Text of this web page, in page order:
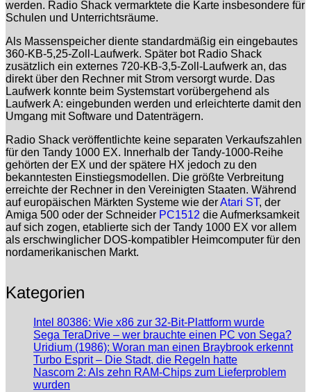
werden. Radio Shack vermarktete die Karte insbesondere für
Schulen und Unterrichtsräume.
Als Massenspeicher diente standardmäßig ein eingebautes
360-KB-5,25-Zoll-Laufwerk. Später bot Radio Shack
zusätzlich ein externes 720-KB-3,5-Zoll-Laufwerk an, das
direkt über den Rechner mit Strom versorgt wurde. Das
Laufwerk konnte beim Systemstart vorübergehend als
Laufwerk A: eingebunden werden und erleichterte damit den
Umgang mit Software und Datenträgern.
Radio Shack veröffentlichte keine separaten Verkaufszahlen
für den Tandy 1000 EX. Innerhalb der Tandy-1000-Reihe
gehörten der EX und der spätere HX jedoch zu den
bekanntesten Einstiegsmodellen. Die größte Verbreitung
erreichte der Rechner in den Vereinigten Staaten. Während
auf europäischen Märkten Systeme wie derAtari ST, der
Amiga 500 oder der Schneider PC1512 die Aufmerksamkeit
auf sich zogen, etablierte sich der Tandy 1000 EX vor allem
als erschwinglicher DOS-kompatibler Heimcomputer für den
nordamerikanischen Markt.
Kategorien
Intel 80386: Wie x86 zur 32-Bit-Plattform wurde
Sega TeraDrive – wer brauchte einen PC von Sega?
Uridium (1986): Woran man einen Braybrook erkennt
Turbo Esprit – Die Stadt, die Regeln hatte
Nascom 2: Als zehn RAM-Chips zum Lieferproblem
wurden